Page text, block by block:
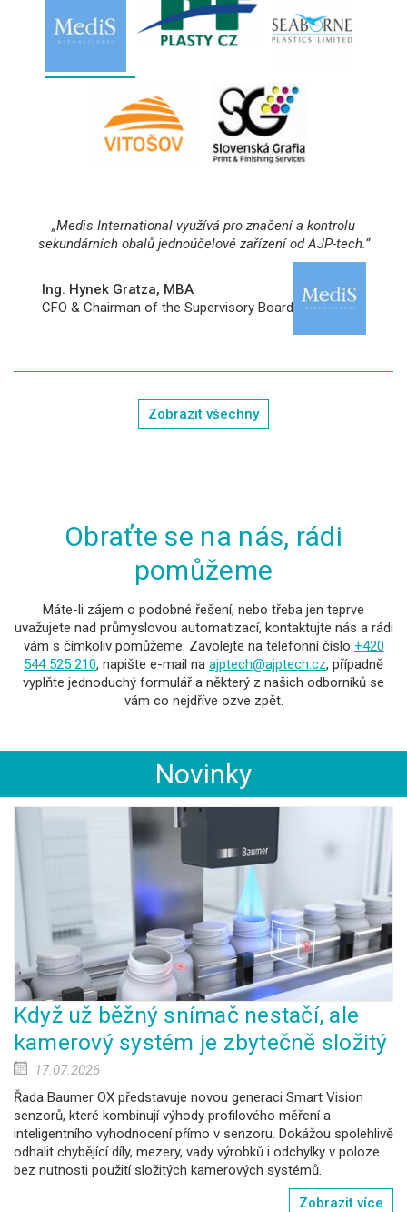
„Medis International využívá pro značení a kontrolu
sekundárních obalů jednoúčelové zařízení od AJP-tech.“
Ing. Hynek Gratza, MBA
CFO & Chairman of the Supervisory Board
Zobrazit všechny
Obraťte se na nás, rádi
pomůžeme
Máte-li zájem o podobné řešení, nebo třeba jen teprve
uvažujete nad průmyslovou automatizací, kontaktujte nás a rádi
vám s čímkoliv pomůžeme. Zavolejte na telefonní číslo +420
544 525 210, napište e-mail na ajptech@ajptech.cz, případně
vyplňte jednoduchý formulář a některý z našich odborníků se
vám co nejdříve ozve zpět.
Novinky
Když už běžný snímač nestačí, ale
kamerový systém je zbytečně složitý
17.07.2026
Řada Baumer OX představuje novou generaci Smart Vision
senzorů, které kombinují výhody profilového měření a
inteligentního vyhodnocení přímo v senzoru. Dokážou spolehlivě
odhalit chybějící díly, mezery, vady výrobků i odchylky v poloze
bez nutnosti použití složitých kamerových systémů.
Zobrazit více